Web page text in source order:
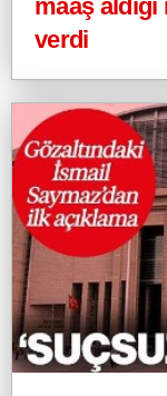
maaş
verdi